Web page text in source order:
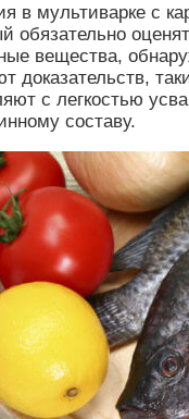
в мультиварке с
обязательно
вещества,
доказательств,
с легкостью
составу.